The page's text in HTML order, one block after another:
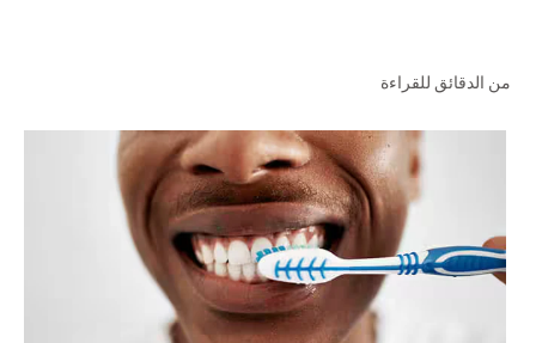
الولايات المتحدة (الإنجليزية)
من الدقائق للقراءة